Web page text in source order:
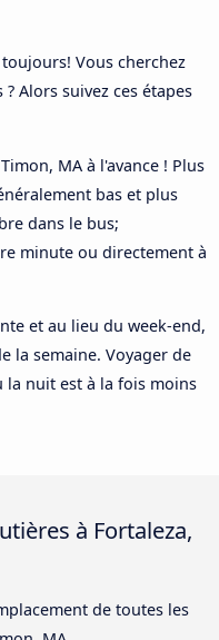
Vous cherchez
Alors suivez ces étapes
MA à l'avance ! Plus
bas et plus
dans le bus;
minute ou directement à
et au lieu du week-end,
la semaine. Voyager de
la nuit est à la fois moins
à Fortaleza,
de toutes les